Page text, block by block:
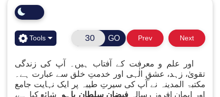
Tools GO Prev Next